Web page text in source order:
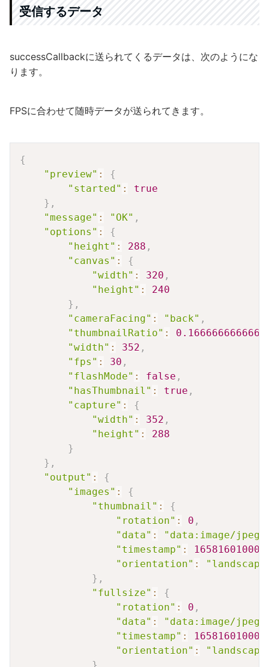
受信するデータ
successCallbackに送られてくるデータは、次のようにな
ります。
FPSに合わせて随時データが送られてきます。
{
"preview" :
{
"started" :
true
} ,
"message" : "OK" ,
"options" :
{
"height" : 288 ,
"canvas" :
{
"width" : 320 ,
"height" :
240
} ,
"cameraFacing" : "back" ,
"thumbnailRatio" :
"width" : 352 ,
"fps" : 30 ,
"flashMode" : false ,
"hasThumbnail" : true ,
"capture" :
{
"width" : 352 ,
"height" :
288
}
} ,
"output" :
{
"images" :
{
"thumbnail" :
{
"rotation" : 0 ,
"data" :
"data:image/
"timestamp" :
"orientation" :
} ,
"fullsize" :
{
"rotation" : 0 ,
"data" :
"data:image/
"timestamp" :
"orientation" :